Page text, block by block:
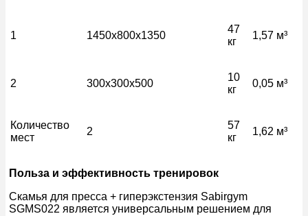
1 1450x800x1350
47
кг
1,57 м³
2 300x300x500
10
кг
0,05 м³
Количество
мест
2
57
кг
1,62 м³
Польза и эффективность тренировок
Скамья для пресса + гиперэкстензия Sabirgym
SGMS022 является универсальным решением для